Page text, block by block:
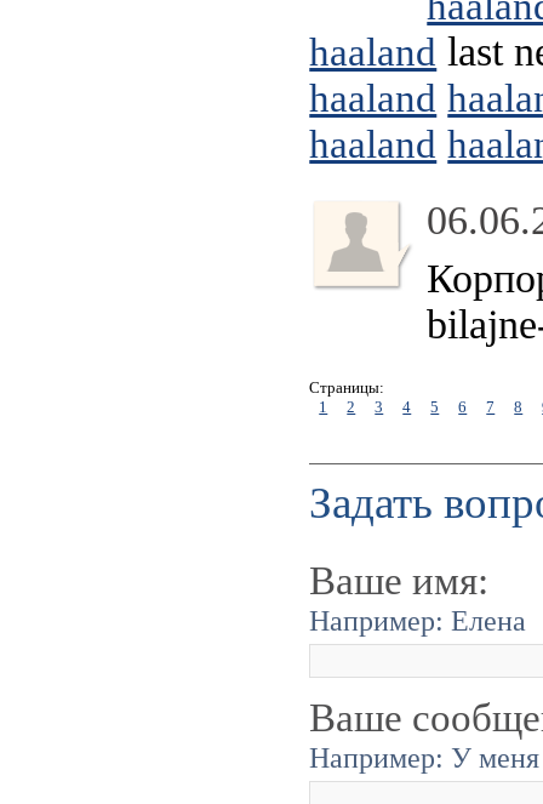
haaland last
haaland
haaland
Страницы:
1
2 3 4 5 6 7 8
Задать
Ваше имя:
Например: Елена
Ваше
Например: У меня